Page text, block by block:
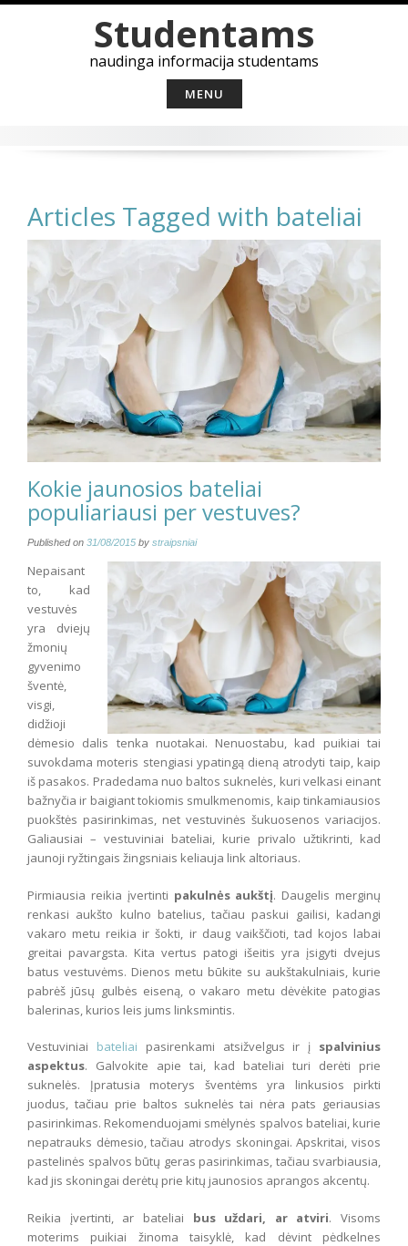
Studentams
naudinga informacija studentams
MENU
Articles Tagged with bateliai
Kokie jaunosios bateliai
populiariausi per vestuves?
Published on 31/08/2015 by straipsniai
Nepaisant
to, kad
vestuvės
yra dviejų
žmonių
gyvenimo
šventė,
visgi,
didžioji
dėmesio dalis tenka nuotakai. Nenuostabu, kad puikiai tai
suvokdama moteris stengiasi ypatingą dieną atrodyti taip, kaip
iš pasakos. Pradedama nuo baltos suknelės, kuri velkasi einant
bažnyčia ir baigiant tokiomis smulkmenomis, kaip tinkamiausios
puokštės pasirinkimas, net vestuvinės šukuosenos variacijos.
Galiausiai – vestuviniai bateliai, kurie privalo užtikrinti, kad
jaunoji ryžtingais žingsniais keliauja link altoriaus.
Pirmiausia reikia įvertinti pakulnės aukštį. Daugelis merginų
renkasi aukšto kulno batelius, tačiau paskui gailisi, kadangi
vakaro metu reikia ir šokti, ir daug vaikščioti, tad kojos labai
greitai pavargsta. Kita vertus patogi išeitis yra įsigyti dvejus
batus vestuvėms. Dienos metu būkite su aukštakulniais, kurie
pabrėš jūsų gulbės eiseną, o vakaro metu dėvėkite patogias
balerinas, kurios leis jums linksmintis.
Vestuviniai bateliai pasirenkami atsižvelgus ir į spalvinius
aspektus. Galvokite apie tai, kad bateliai turi derėti prie
suknelės. Įpratusia moterys šventėms yra linkusios pirkti
juodus, tačiau prie baltos suknelės tai nėra pats geriausias
pasirinkimas. Rekomenduojami smėlynės spalvos bateliai, kurie
nepatrauks dėmesio, tačiau atrodys skoningai. Apskritai, visos
pastelinės spalvos būtų geras pasirinkimas, tačiau svarbiausia,
kad jis skoningai derėtų prie kitų jaunosios aprangos akcentų.
Reikia įvertinti, ar bateliai bus uždari, ar atviri. Visoms
moterims puikiai žinoma taisyklė, kad dėvint pėdkelnes